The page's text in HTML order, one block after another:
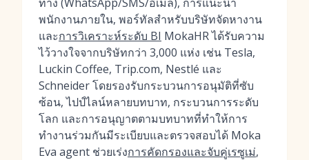
พนักงานภายใน, พอร์ทัลสำหรับบริษัทจัดหางาน
และการวิเคราะห์ระดับ BI MokaHR ได้รับความ
ไว้วางใจจากบริษัทกว่า 3,000 แห่ง เช่น Tesla,
Luckin Coffee, Trip.com, Nestlé และ
Schneider โดยรองรับกระบวนการอนุมัติที่ซับ
ซ้อน, ไปป์ไลน์หลายบทบาท, กระบวนการระดับ
โลก และการอนุญาตตามบทบาทที่ทำให้การ
ทำงานร่วมกันมีระเบียบและตรวจสอบได้ Moka
Eva agent ช่วยเร่งการคัดกรองและจับคู่เรซูเม่,